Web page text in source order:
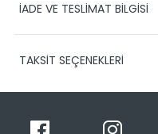
İADE VE TESLİMAT BİLGİSİ
Ürünlerinizin gönderimini
1-3 iş günü içerisinde
Siparişimin kargo takibini
TAKSİT SEÇENEKLERİ
Taksit Sayısı